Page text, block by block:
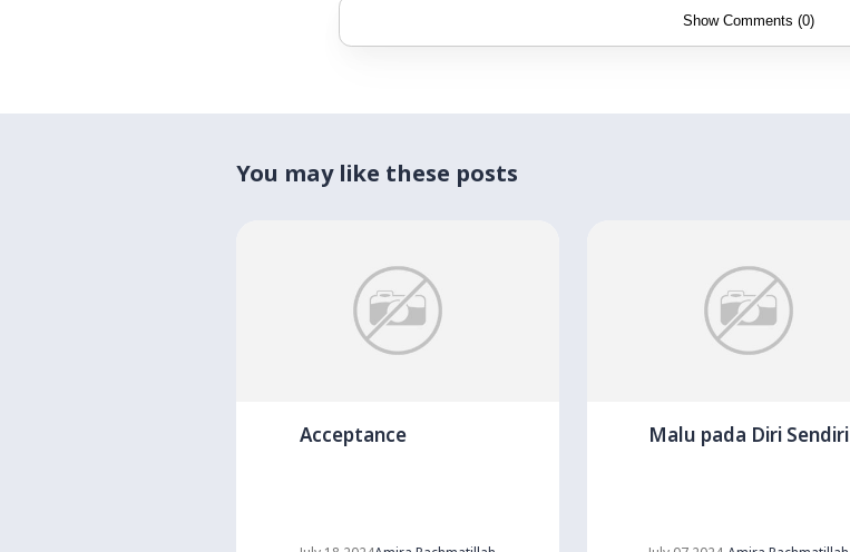
Show Comments (0)
You may like these posts
Acceptance Malu pada Diri Sendiri